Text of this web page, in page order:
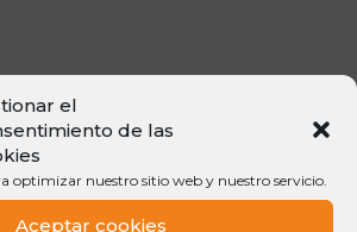
el
de las
optimizar nuestro sitio web y nuestro servicio.
Aceptar cookies